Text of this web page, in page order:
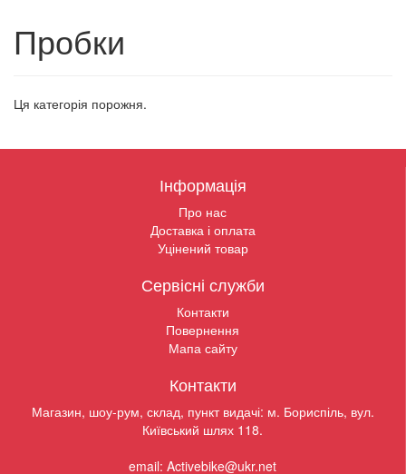
Пробки
Ця категорія порожня.
Інформація
Про нас
Доставка і оплата
Уцінений товар
Сервісні служби
Контакти
Повернення
Мапа сайту
Контакти
Магазин, шоу-рум, склад, пункт видачі: м. Бориспіль, вул.
Київський шлях 118.
email: Activebike@ukr.net